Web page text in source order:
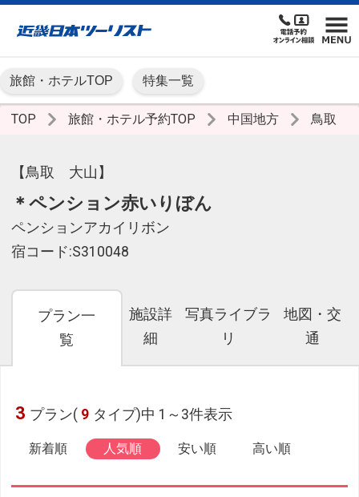
旅館・ホテルTOP 特集一覧
TOP 旅館・ホテル予約TOP 中国地方 鳥取
【鳥取 大山】
＊ペンション赤いりぼん
ペンションアカイリボン
宿コード:S310048
プラン一
覧
施設詳
細
写真ライブラ
リ
地図・交
通
3 プラン( 9 タイプ)中 1～3件表示
新着順 人気順 安い順 高い順